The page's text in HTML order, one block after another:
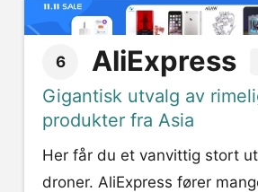
6 AliExpress
Gigantisk utvalg av
produkter fra Asia
Her får du et vanvittig stort
droner. AliExpress fører